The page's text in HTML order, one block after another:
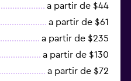
a partir de $44
a partir de $61
a partir de $235
a partir de $130
a partir de $72